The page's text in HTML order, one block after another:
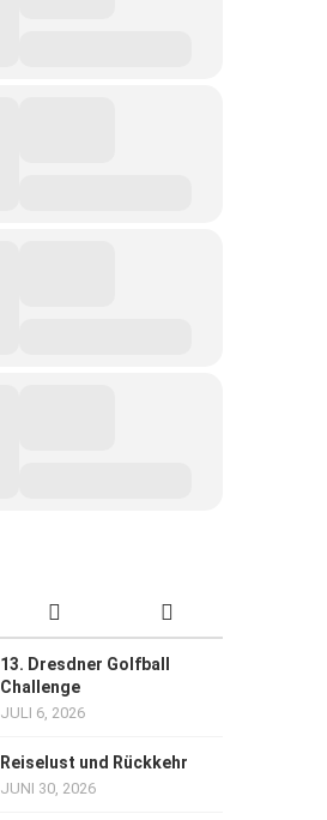
13. Dresdner Golfball
Challenge
JULI 6, 2026
Reiselust und Rückkehr
JUNI 30, 2026